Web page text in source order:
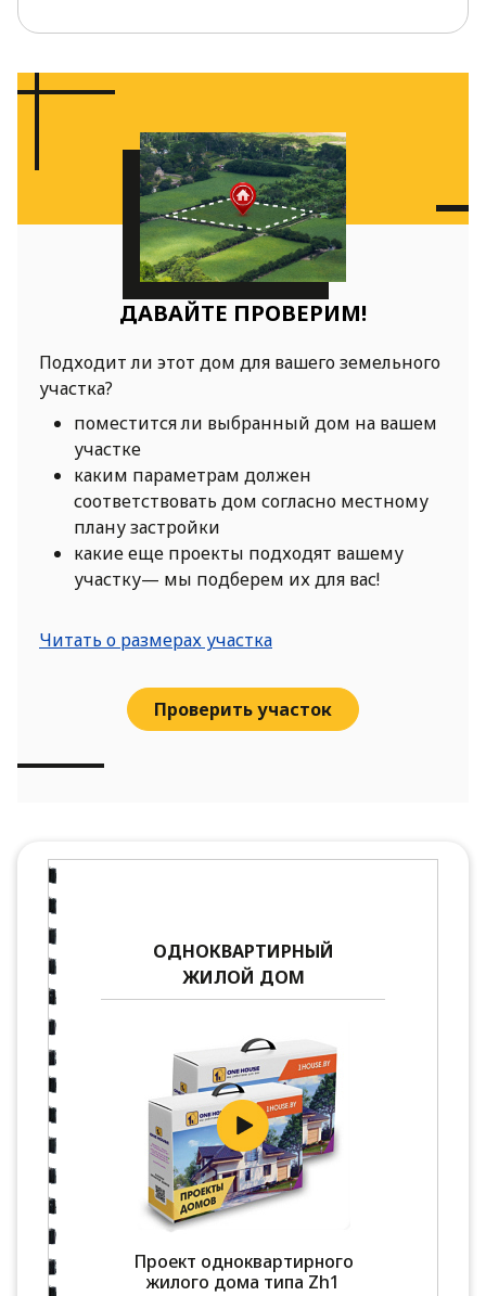
ДАВАЙТЕ ПРОВЕРИМ!
Подходит ли этот дом для вашего земельного
участка?
поместится ли выбранный дом на вашем
участке
каким параметрам должен
соответствовать дом согласно местному
плану застройки
какие еще проекты подходят вашему
участку— мы подберем их для вас!
Читать о размерах участка
Проверить участок
ОДНОКВАРТИРНЫЙ
ЖИЛОЙ ДОМ
Проект одноквартирного
жилого дома типа Zh1